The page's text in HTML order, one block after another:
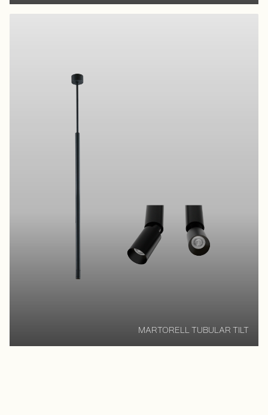
MARTORELL TUBULAR TILT